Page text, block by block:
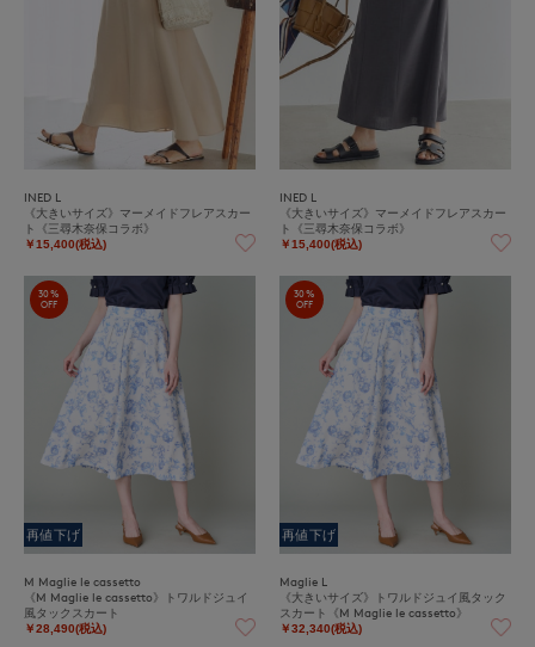
INED L
《大きいサイズ》マーメイドフレアスカー
ト《三尋木奈保コラボ》
￥15,400(税込)
INED L
《大きいサイズ》マーメイドフレアスカー
ト《三尋木奈保コラボ》
￥15,400(税込)
30%
OFF
再値下げ
M Maglie le cassetto
《M Maglie le cassetto》トワルドジュイ
風タックスカート
￥28,490(税込)
30%
OFF
再値下げ
Maglie L
《大きいサイズ》トワルドジュイ風タック
スカート《M Maglie le cassetto》
￥32,340(税込)